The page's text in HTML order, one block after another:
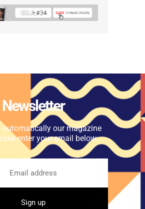
Newsletter
automatically our magazine
enter your email below.